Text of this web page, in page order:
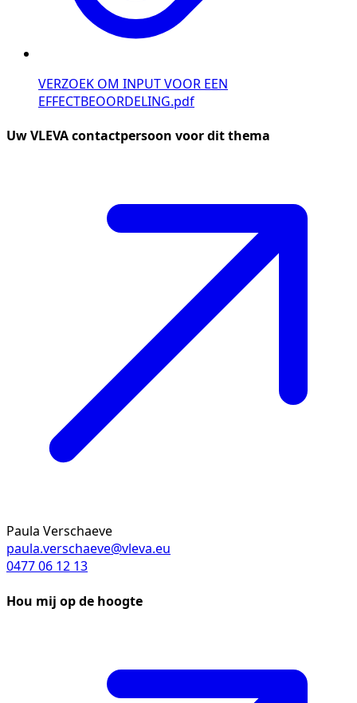
VERZOEK OM INPUT VOOR EEN
EFFECTBEOORDELING.pdf
Uw VLEVA contactpersoon voor dit thema
Paula Verschaeve
paula.verschaeve@vleva.eu
0477 06 12 13
Hou mij op de hoogte